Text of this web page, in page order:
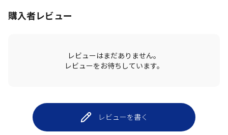
購入者レビュー
レビューはまだありません。
レビューをお待ちしています。
レビューを書く